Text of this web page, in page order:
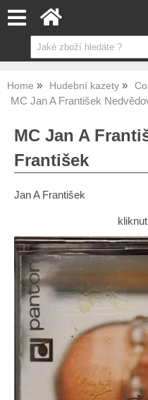
Home Hudební kazety
MC Jan A František
MC Jan A
František
Jan A František